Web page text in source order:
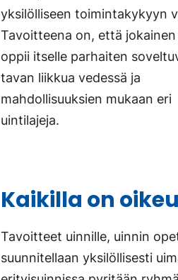
yksilölliseen toimintakykyyn
Tavoitteena on, että jokainen
oppii itselle parhaiten
tavan liikkua vedessä ja
mahdollisuuksien mukaan eri
uintilajeja.
Kaikilla on
Tavoitteet uinnille, uinnin
suunnitellaan yksilöllisesti